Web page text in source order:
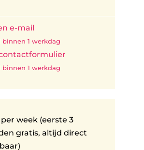
e-mail
1 werkdag
1 werkdag
week (eerste 3
gratis, altijd direct